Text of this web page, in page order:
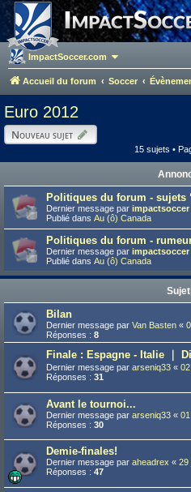
ImpactSoccer.com
Accueil du forum Soccer
Euro 2012
Nouveau sujet
15 sujets •
Politiques du forum - sujets
Dernier message par impactsoccer
Publié dans Au (ô) Canada
Politiques du forum -
Dernier message par impactsoccer
Publié dans Au (ô) Canada
Bilan
Dernier message par Van Basten «
Réponses : 8
Finale : Espagne - Italie ｜
Dernier message par arseniq33 «
Réponses : 31
Avant le tournoi...
Dernier message par arseniq33 «
Réponses : 30
Demie-finales!
Dernier message par aheadrex « 29
Réponses : 47